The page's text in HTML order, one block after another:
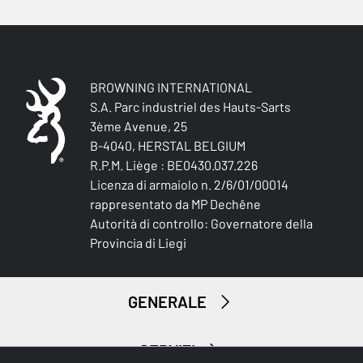
CALCIO REGOLABILE
CALCIO (R/G)
Right handed
TIPO DI CALCIO
Pistol stock
FINITURA DEL CALCIO E DELL'ASTINA
American Grade 5/6
BROWNING INTERNATIONAL
S.A. Parc industriel des Hauts-Sarts
3ème Avenue, 25
B-4040, HERSTAL BELGIUM
R.P.M. Liège : BE0430.037.226
Licenza di armaiolo n. 2/6/01/00014
rappresentato da MP Dechêne
Autorità di controllo: Governatore della
Provincia di Liegi
GENERALE
SERVIZI